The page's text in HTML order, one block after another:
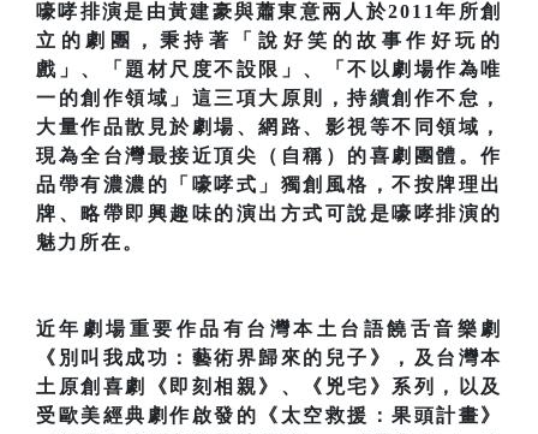
嚎哮排演是由黃建豪與蕭東意兩人於2011年所創
立的劇團，秉持著「說好笑的故事作好玩的
戲」、「題材尺度不設限」、「不以劇場作為唯
一的創作領域」這三項大原則，持續創作不怠，
大量作品散見於劇場、網路、影視等不同領域，
現為全台灣最接近頂尖（自稱）的喜劇團體。作
品帶有濃濃的「嚎哮式」獨創風格，不按牌理出
牌、略帶即興趣味的演出方式可說是嚎哮排演的
魅力所在。
近年劇場重要作品有台灣本土台語饒舌音樂劇
《別叫我成功：藝術界歸來的兒子》，及台灣本
土原創喜劇《即刻相親》、《兇宅》系列，以及
受歐美經典劇作啟發的《太空救援：果頭計畫》